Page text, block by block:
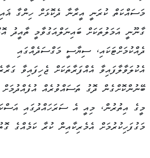
Email
Copy
Link
މަސައްކަތް ކުރަނީ އީރާނާ ދެކޮޅަށް ހިންގާ
ގާނޫނީ އަމަލުތަކަށް ބައިނަލްއަގުވާމީ ތާއީދު
ދެއްކުމަށްޓަކައި، ސިޔާސީ މަގްސަދެއްގައި
އެކުލަވާލާފައިވާ އެއްފަރާތަކަށް ޖެހިފައިވާ
ބޭނުންކޮށްގެން ދޮގު ތަަސައްވުރެއް އުފެއްދުމަށް
މީގެ އިތުރުން، މިއީ އެ ސަރަހައްދުގައި
މަގުފަހިކުރުމަށް އެމެރިކާއިން ކުރާ ކަމެއްގެ